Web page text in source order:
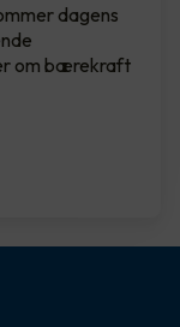
dagens
om bærekraft